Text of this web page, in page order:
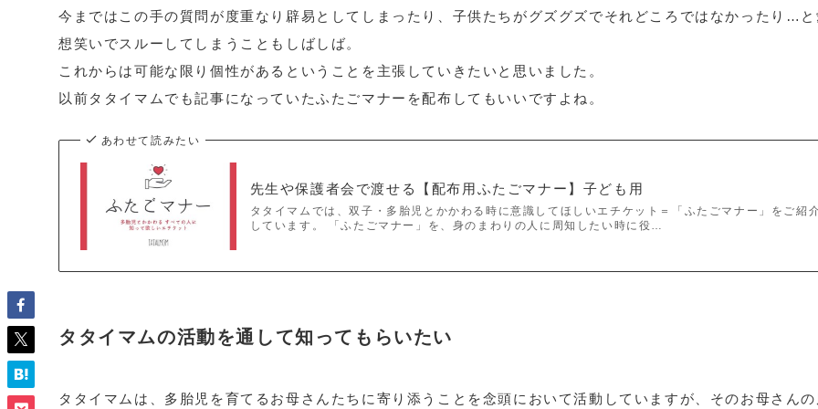
今まではこの手の質問が度重なり辟易としてしまったり、子供たちがグズグズでそれどころではなかったり…と
想笑いでスルーしてしまうこともしばしば。
これからは可能な限り個性があるということを主張していきたいと思いました。
以前タタイマムでも記事になっていたふたごマナーを配布してもいいですよね。
あわせて読みたい
先生や保護者会で渡せる【配布用ふたごマナー】子ども用
タタイマムでは、双子・多胎児とかかわる時に意識してほしいエチケット＝「ふたごマナー」をご紹
しています。 「ふたごマナー」を、身のまわりの人に周知したい時に役…
タタイマムの活動を通して知ってもらいたい
タタイマムは、多胎児を育てるお母さんたちに寄り添うことを念頭において活動していますが、そのお母さんの